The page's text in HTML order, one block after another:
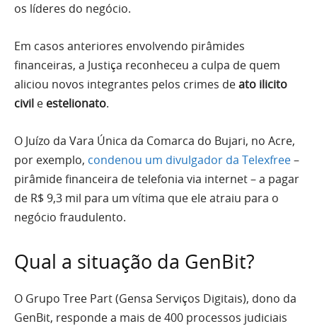
os líderes do negócio.
Em casos anteriores envolvendo pirâmides
financeiras, a Justiça reconheceu a culpa de quem
aliciou novos integrantes pelos crimes deato ilicito
civil e estelionato.
O Juízo da Vara Única da Comarca do Bujari, no Acre,
por exemplo, condenou um divulgador da Telexfree–
pirâmide financeira de telefonia via internet – a pagar
de R$ 9,3 mil para um vítima que ele atraiu para o
negócio fraudulento.
Qual a situação da GenBit?
O Grupo Tree Part (Gensa Serviços Digitais), dono da
GenBit, responde a mais de 400 processos judiciais